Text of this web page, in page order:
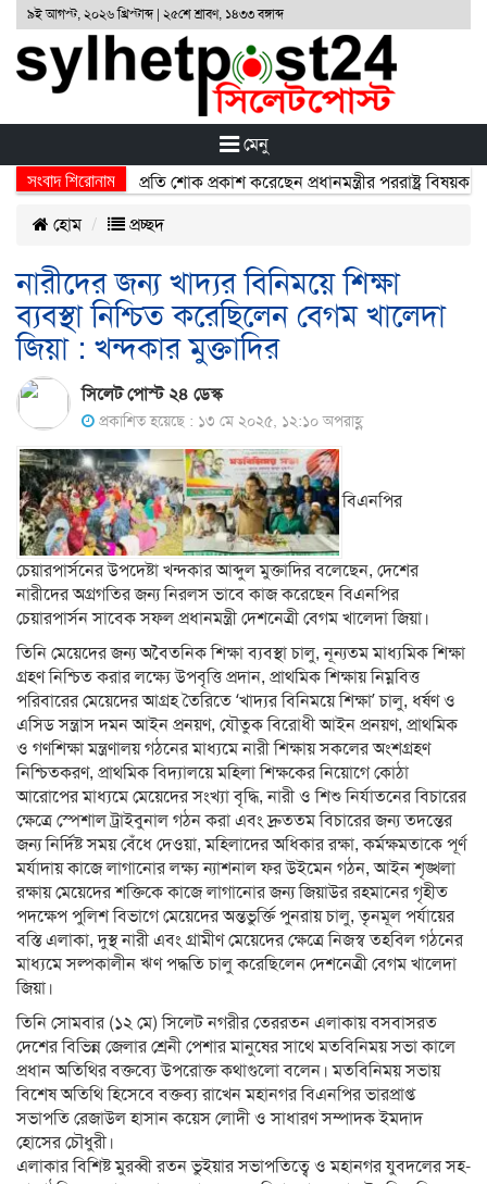
৯ই আগস্ট, ২০২৬ খ্রিস্টাব্দ | ২৫শে শ্রাবণ, ১৪৩৩ বঙ্গাব্দ
মেনু
সংবাদ শিরোনাম
নিহতদের প্রতি শোক প্রকাশ করেছেন প্রধানমন্ত্রীর পররাষ্ট্র বিষয়ক
হোম
প্রচ্ছদ
নারীদের জন্য খাদ্যর বিনিময়ে শিক্ষা
ব্যবস্থা নিশ্চিত করেছিলেন বেগম খালেদা
জিয়া : খন্দকার মুক্তাদির
সিলেট পোস্ট ২৪ ডেস্ক
প্রকাশিত হয়েছে : ১৩ মে ২০২৫, ১২:১০ অপরাহ্ণ
বিএনপির
চেয়ারপার্সনের উপদেষ্টা খন্দকার আব্দুল মুক্তাদির বলেছেন, দেশের
নারীদের অগ্রগতির জন্য নিরলস ভাবে কাজ করেছেন বিএনপির
চেয়ারপার্সন সাবেক সফল প্রধানমন্ত্রী দেশনেত্রী বেগম খালেদা জিয়া।
তিনি মেয়েদের জন্য অবৈতনিক শিক্ষা ব্যবস্থা চালু, নূন্যতম মাধ্যমিক শিক্ষা
গ্রহণ নিশ্চিত করার লক্ষ্যে উপবৃত্তি প্রদান, প্রাথমিক শিক্ষায় নিম্নবিত্ত
পরিবারের মেয়েদের আগ্রহ তৈরিতে ‘খাদ্যর বিনিময়ে শিক্ষা’ চালু, ধর্ষণ ও
এসিড সন্ত্রাস দমন আইন প্রনয়ণ, যৌতুক বিরোধী আইন প্রনয়ণ, প্রাথমিক
ও গণশিক্ষা মন্ত্রণালয় গঠনের মাধ্যমে নারী শিক্ষায় সকলের অংশগ্রহণ
নিশ্চিতকরণ, প্রাথমিক বিদ্যালয়ে মহিলা শিক্ষকের নিয়োগে কোঠা
আরোপের মাধ্যমে মেয়েদের সংখ্যা বৃদ্ধি, নারী ও শিশু নির্যাতনের বিচারের
ক্ষেত্রে স্পেশাল ট্রাইবুনাল গঠন করা এবং দ্রুততম বিচারের জন্য তদন্তের
জন্য নির্দিষ্ট সময় বেঁধে দেওয়া, মহিলাদের অধিকার রক্ষা, কর্মক্ষমতাকে পূর্ণ
মর্যাদায় কাজে লাগানোর লক্ষ্য ন্যাশনাল ফর উইমেন গঠন, আইন শৃঙ্খলা
রক্ষায় মেয়েদের শক্তিকে কাজে লাগানোর জন্য জিয়াউর রহমানের গৃহীত
পদক্ষেপ পুলিশ বিভাগে মেয়েদের অন্তভুর্ক্তি পুনরায় চালু, তৃনমূল পর্যায়ের
বস্তি এলাকা, দুস্থ নারী এবং গ্রামীণ মেয়েদের ক্ষেত্রে নিজস্ব তহবিল গঠনের
মাধ্যমে সল্পকালীন ঋণ পদ্ধতি চালু করেছিলেন দেশনেত্রী বেগম খালেদা
জিয়া।
তিনি সোমবার (১২ মে) সিলেট নগরীর তেররতন এলাকায় বসবাসরত
দেশের বিভিন্ন জেলার শ্রেনী পেশার মানুষের সাথে মতবিনিময় সভা কালে
প্রধান অতিথির বক্তব্যে উপরোক্ত কথাগুলো বলেন। মতবিনিময় সভায়
বিশেষ অতিথি হিসেবে বক্তব্য রাখেন মহানগর বিএনপির ভারপ্রাপ্ত
সভাপতি রেজাউল হাসান কয়েস লোদী ও সাধারণ সম্পাদক ইমদাদ
হোসের চৌধুরী।
এলাকার বিশিষ্ট মুরব্বী রতন ভুইয়ার সভাপতিত্বে ও মহানগর যুবদলের সহ-